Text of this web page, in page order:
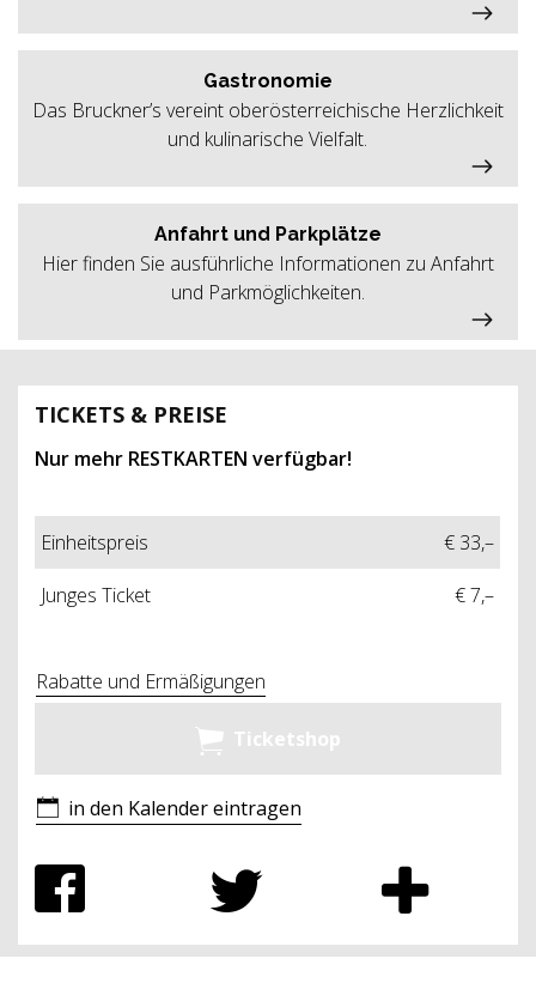
TICKETS & PREISE
Nur mehr RESTKARTEN verfügbar!
Einheitspreis
€ 33,–
Junges Ticket
€ 7,–
Rabatte und Ermäßigungen
Ticketshop
in den Kalender eintragen
Gastronomie
Das Bruckner’s vereint oberösterreichische Herzlichkeit
und kulinarische Vielfalt.
Anfahrt und Parkplätze
Hier finden Sie ausführliche Informationen zu Anfahrt
und Parkmöglichkeiten.